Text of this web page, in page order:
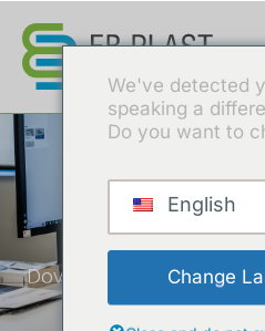
EB
Dove le idee prendono
innovazione
We've detected
speaking a
Do you want to
English
Change